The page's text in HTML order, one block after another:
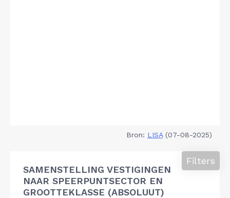
Bron: LISA(07-08-2025)
SAMENSTELLING VESTIGINGEN
NAAR SPEERPUNTSECTOR EN
GROOTTEKLASSE (ABSOLUUT)
Filters